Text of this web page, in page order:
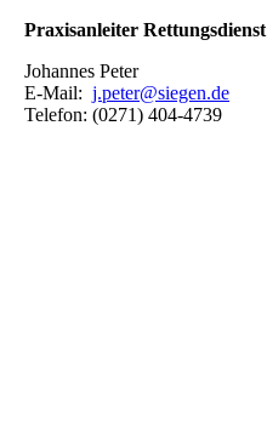
Praxisanleiter Rettungsdienst
Johannes Peter
E-Mail: j.peter@siegen.de
Telefon: (0271) 404-4739